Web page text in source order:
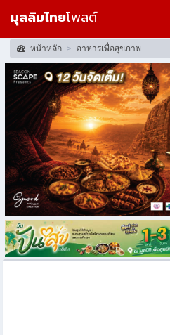
มุสลิมไทยโพสต์
หน้าหลัก อาหารเพื่อสุขภาพ